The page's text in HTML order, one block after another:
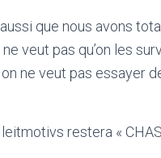
que nous avons
veut pas qu’on les
ne veut pas essayer
restera «